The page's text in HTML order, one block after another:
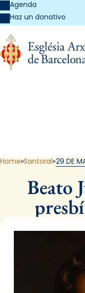
Agenda
Haz un donativo
Home Santoral 29 DE
Beato